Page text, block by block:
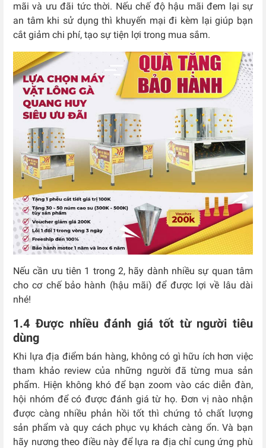
mãi và ưu đãi tức thời. Nếu chế độ hậu mãi đem lại sự
an tâm khi sử dụng thì khuyến mại đi kèm lại giúp bạn
cắt giảm chi phí, tạo sự tiện lợi trong mua sắm.
Nếu cần ưu tiên 1 trong 2, hãy dành nhiều sự quan tâm
cho cơ chế bảo hành (hậu mãi) để được lợi về lâu dài
nhé!
1.4 Được nhiều đánh giá tốt từ người tiêu
dùng
Khi lựa địa điểm bán hàng, không có gì hữu ích hơn việc
tham khảo review của những người đã từng mua sản
phẩm. Hiện không khó để bạn zoom vào các diễn đàn,
hội nhóm để có được đánh giá từ họ. Đơn vị nào nhận
được càng nhiều phản hồi tốt thì chứng tỏ chất lượng
sản phẩm và quy cách phục vụ khách càng ổn. Và bạn
hãy nương theo điều này để lựa ra địa chỉ cung ứng phù